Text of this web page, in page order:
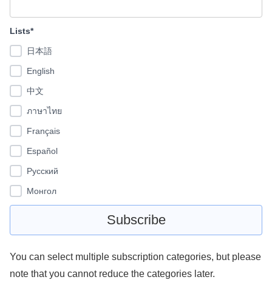
Lists*
日本語
English
中文
ภาษาไทย
Français
Español
Pусский
Монгол
You can select multiple subscription categories, but please
note that you cannot reduce the categories later.